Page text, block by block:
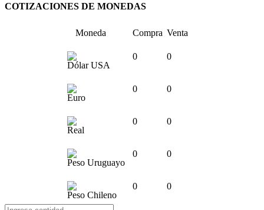
COTIZACIONES DE MONEDAS
Moneda Compra Venta
Dólar USA
0 0
Euro
0 0
Real
0 0
Peso Uruguayo
0 0
Peso Chileno
0 0